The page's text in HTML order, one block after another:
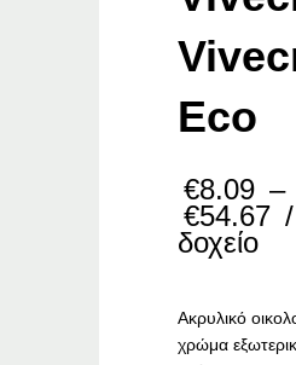
Eco
€8.09 –
€54.67 /
δοχείο
Ακρυλικό
χρώμα